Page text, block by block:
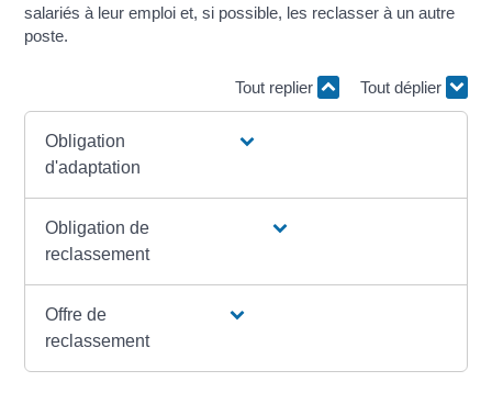
salariés à leur emploi et, si possible, les reclasser à un autre
poste.
Tout replier Tout déplier
Obligation
d'adaptation
Obligation de
reclassement
Offre de
reclassement